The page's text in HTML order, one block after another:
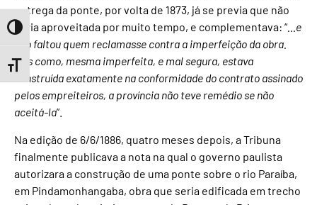
Toggle High Contrast
Toggle Font size
entrega da ponte, por volta de 1873, já se previa que não
seria aproveitada por muito tempo, e complementava: “…e
não faltou quem reclamasse contra a imperfeição da obra.
Mas como, mesma imperfeita, e mal segura, estava
construída exatamente na conformidade do contrato assinado
pelos empreiteiros, a província não teve remédio se não
aceitá-la”.
Na edição de 6/6/1886, quatro meses depois, a Tribuna
finalmente publicava a nota na qual o governo paulista
autorizara a construção de uma ponte sobre o rio Paraíba,
em Pindamonhangaba, obra que seria edificada em trecho